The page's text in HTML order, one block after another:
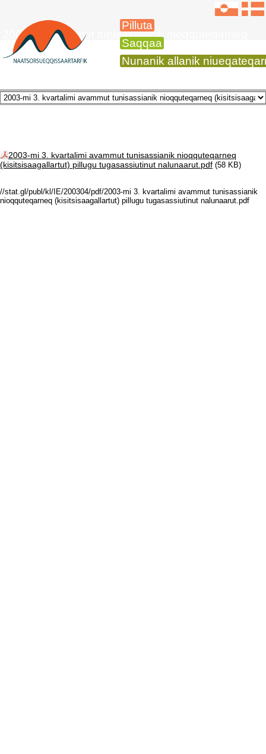
Pilluta
Saqqaa
Nunanik allanik
2003-mi avammut tunisassianik nioqquteqarneq
2003-mi 3. kvartalimi avammut tunisassianik nioqquteqarneq
(kisitsisaagallartut) pillugu tugasassiutinut nalunaarut.pdf (58 KB)
//stat.gl/publ/kl/IE/200304/pdf/2003-mi 3. kvartalimi avammut tunisassianik
nioqquteqarneq (kisitsisaagallartut) pillugu tugasassiutinut nalunaarut.pdf